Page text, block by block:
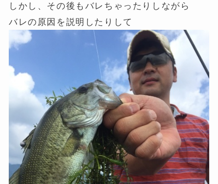
しかし、その後もバレちゃったりしながら
バレの原因を説明したりして